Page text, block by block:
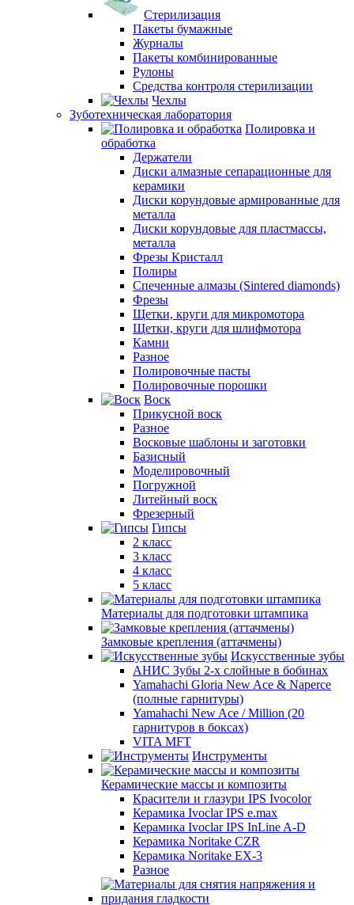
Стерилизация
Пакеты бумажные
Журналы
Пакеты комбинированные
Рулоны
Средства контроля стерилизации
Чехлы
Зуботехническая лаборатория
Полировка и
обработка
Держатели
Диски алмазные сепарационные для
керамики
Диски корундовые армированные для
металла
Диски корундовые для пластмассы,
металла
Фрезы Кристалл
Полиры
Спеченные алмазы (Sintered diamonds)
Фрезы
Щетки, круги для микромотора
Щетки, круги для шлифмотора
Камни
Разное
Полировочные пасты
Полировочные порошки
Воск
Прикусной воск
Разное
Восковые шаблоны и заготовки
Базисный
Моделировочный
Погружной
Литейный воск
Фрезерный
Гипсы
2 класс
3 класс
4 класс
5 класс
Материалы для подготовки штампика
Замковые крепления (аттачмены)
Искусственные зубы
АНИС Зубы 2-х слойные в бобинах
Yamahachi Gloria New Ace & Naperce
(полные гарнитуры)
Yamahachi New Ace / Million (20
гарнитуров в боксах)
VITA MFT
Инструменты
Керамические массы и композиты
Красители и глазури IPS Ivocolor
Керамика Ivoclar IPS e.max
Керамика Ivoclar IPS InLine A-D
Керамика Noritake CZR
Керамика Noritake EX-3
Разное